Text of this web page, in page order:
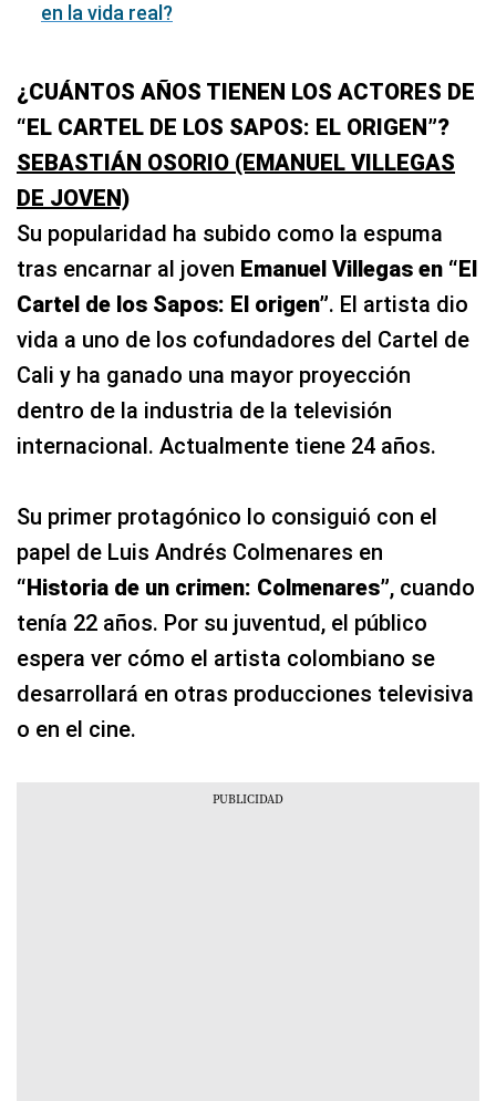
en la vida real?
¿CUÁNTOS AÑOS TIENEN LOS ACTORES DE
“EL CARTEL DE LOS SAPOS: EL ORIGEN”?
SEBASTIÁN OSORIO (EMANUEL VILLEGAS
DE JOVEN)
Su popularidad ha subido como la espuma
tras encarnar al joven Emanuel Villegas en “El
Cartel de los Sapos: El origen”. El artista dio
vida a uno de los cofundadores del Cartel de
Cali y ha ganado una mayor proyección
dentro de la industria de la televisión
internacional. Actualmente tiene 24 años.
Su primer protagónico lo consiguió con el
papel de Luis Andrés Colmenares en
“Historia de un crimen: Colmenares”, cuando
tenía 22 años. Por su juventud, el público
espera ver cómo el artista colombiano se
desarrollará en otras producciones televisiva
o en el cine.